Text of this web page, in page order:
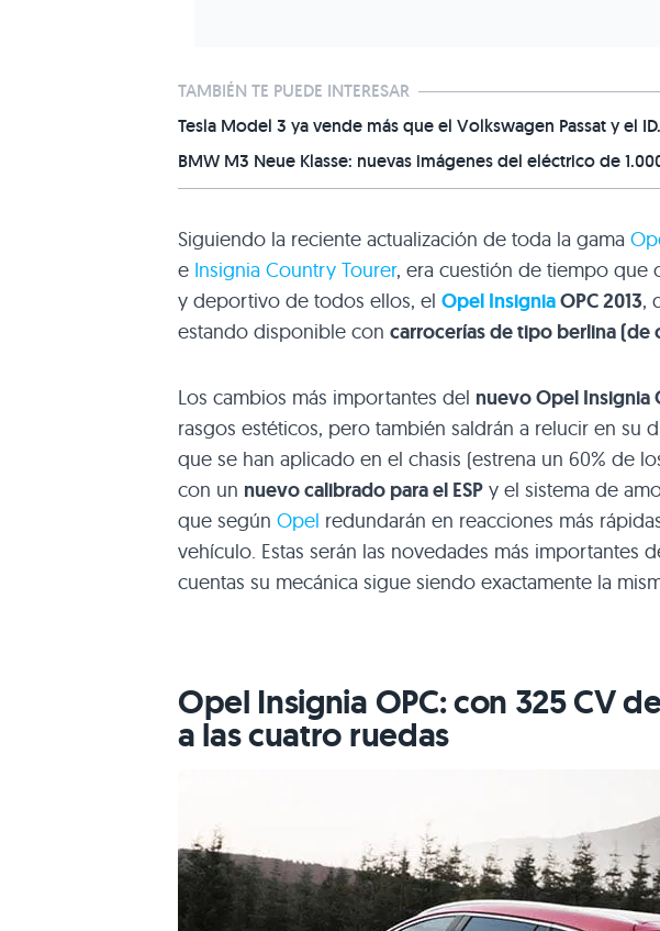
TAMBIÉN TE PUEDE INTERESAR
Tesla Model 3 ya vende más que el Volkswagen Passat y el
BMW M3 Neue Klasse: nuevas imágenes del eléctrico de
Siguiendo la reciente actualización de toda la gama
e Insignia Country Tourer, era cuestión de tiempo que
y deportivo de todos ellos, el Opel InsigniaOPC 2013,
estando disponible con carrocerías de tipo berlina
Los cambios más importantes del nuevo Opel Insignia
rasgos estéticos, pero también saldrán a relucir en su
que se han aplicado en el chasis (estrena un 60% de
con un nuevo calibrado para el ESP y el sistema de
que según Opel redundarán en reacciones más
vehículo. Estas serán las novedades más importantes
cuentas su mecánica sigue siendo exactamente la
Opel Insignia OPC: con 325 CV
a las cuatro ruedas